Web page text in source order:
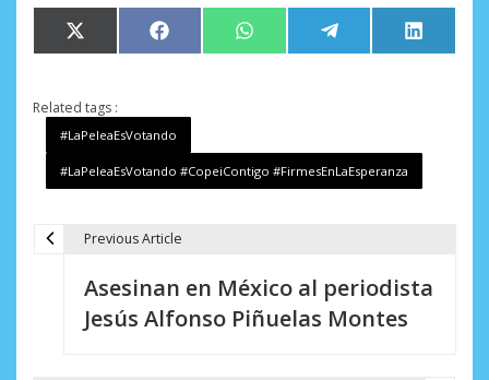
Compartir
en
X
(Twitter)
Compartir
en
Facebook Compartir
en
WhatsApp Compartir
en
Telegram
en
LinkedIn
Related tags :
#LaPeleaEsVotando
#LaPeleaEsVotando #CopeiContigo #FirmesEnLaEsperanza
Previous Article
Asesinan en México al periodista
Jesús Alfonso Piñuelas Montes